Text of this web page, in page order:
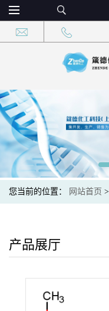
您当前的位置： 网站首页 >
产品展厅